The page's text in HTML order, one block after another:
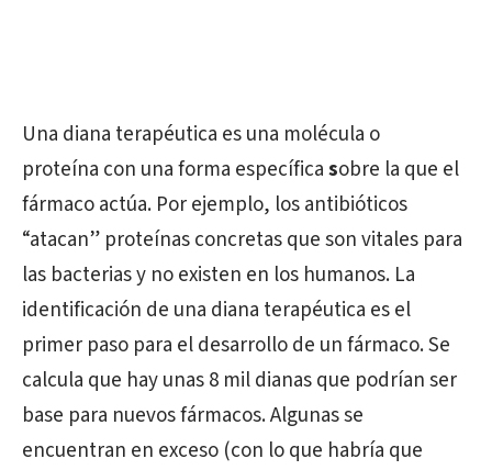
Una diana terapéutica es una molécula o
proteína con una forma específicasobre la que el
fármaco actúa. Por ejemplo, los antibióticos
“atacan” proteínas concretas que son vitales para
las bacterias y no existen en los humanos. La
identificación de una diana terapéutica es el
primer paso para el desarrollo de un fármaco. Se
calcula que hay unas 8 mil dianas que podrían ser
base para nuevos fármacos. Algunas se
encuentran en exceso (con lo que habría que